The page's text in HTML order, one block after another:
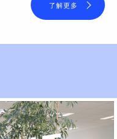
了解更多